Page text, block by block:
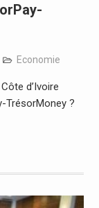
Economie
d’Ivoire
TrésorMoney ?